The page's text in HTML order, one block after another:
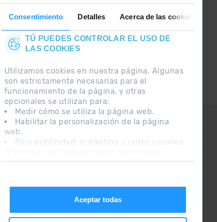
Consentimiento Detalles Acerca de las cookies
TÚ PUEDES CONTROLAR EL USO DE
LAS COOKIES
Utilizamos cookies en nuestra página. Algunas
son estrictamente necesarias para el
funcionamiento de la página, y otras
opcionales se utilizan para:
Medir cómo se utiliza la página web.
Habilitar la personalización de la página
web.
Para publicidad, marketing y redes sociales.
instalación de las cookies. Si prefieres
Aceptar todas
entérate de lo último el primero :)
CONTACTO
PREGUNTAS FRECUENTES